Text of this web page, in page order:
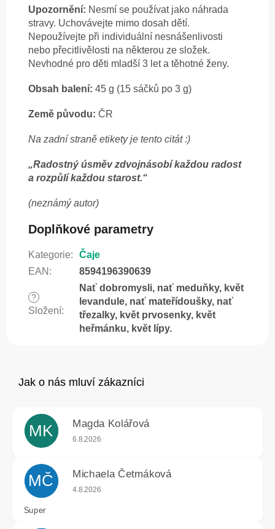
Upozornění: Nesmí se používat jako náhrada
stravy. Uchovávejte mimo dosah dětí.
Nepoužívejte při individuální nesnášenlivosti
nebo přecitlivělosti na některou ze složek.
Nevhodné pro děti mladší 3 let a těhotné ženy.
Obsah balení: 45 g (15 sáčků po 3 g)
Země původu: ČR
Na zadní straně etikety je tento citát :)
„Radostný úsměv zdvojnásobí každou radost
a rozpůlí každou starost.“
(neznámý autor)
Doplňkové parametry
Kategorie:
Čaje
EAN : 8594196390639
?
Složení:
Nať dobromysli, nať meduňky, květ
levandule, nať mateřídoušky, nať
třezalky, květ prvosenky, květ
heřmánku, květ lípy.
MK Magda Kolářová
Hodnocení obchodu je 5 z 5 hvězdiček.
6.8.2026
MČ Michaela Četmáková
Hodnocení obchodu je 5 z 5 hvězdiček.
4.8.2026
Super